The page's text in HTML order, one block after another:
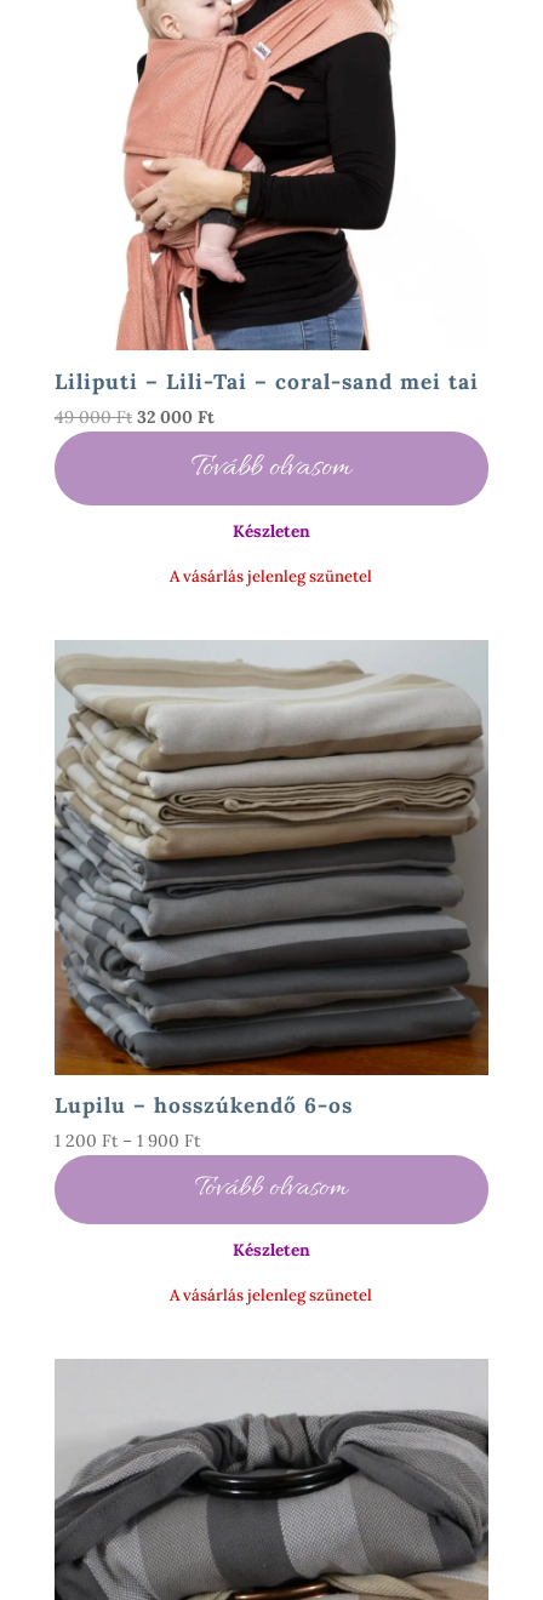
Liliputi – Lili-Tai – coral-sand mei tai
49 000Ft Original
32 000 FtCurrent
is:
000 Ft.
Tovább olvasom
Készleten
A vásárlás jelenleg szünetel
Lupilu – hosszúkendő 6-os
1 200 Ft – 1 900 FtÁrtartomány:
200 Ft
-
Tovább olvasom
Készleten
A vásárlás jelenleg szünetel